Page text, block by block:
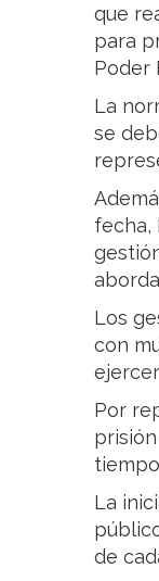
que
para
Poder
La
se
fecha,
Los
con
Por
La
de